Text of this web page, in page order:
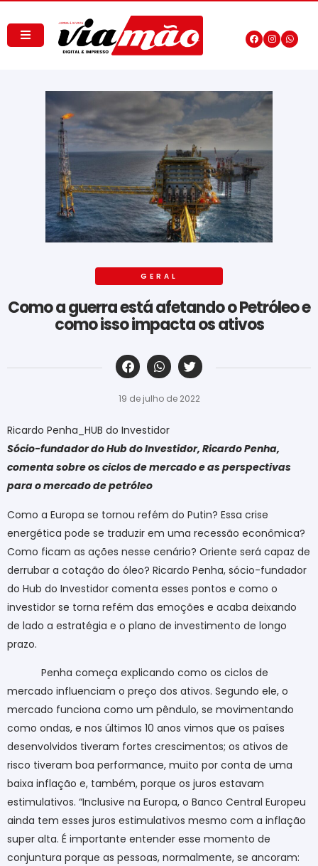
GERAL
Como a guerra está afetando o Petróleo e
como isso impacta os ativos
‎ ‎ ‎ ‎ ‎ ‎ ‎ ‎ ‎ ‎ ‎ ‎ ‎ ‎ ‎ ‎ ‎ ‎ ‎ ‎ ‎ ‎ ‎ ‎ ‎ ‎ ‎ ‎ ‎ ‎ ‎
19 de julho de 2022
Ricardo Penha_HUB do Investidor
Sócio-fundador do Hub do Investidor, Ricardo Penha,
comenta sobre os ciclos de mercado e as perspectivas
para o mercado de petróleo
Como a Europa se tornou refém do Putin? Essa crise
energética pode se traduzir em uma recessão econômica?
Como ficam as ações nesse cenário? Oriente será capaz de
derrubar a cotação do óleo? Ricardo Penha, sócio-fundador
do Hub do Investidor comenta esses pontos e como o
investidor se torna refém das emoções e acaba deixando
de lado a estratégia e o plano de investimento de longo
prazo.
Penha começa explicando como os ciclos de
mercado influenciam o preço dos ativos. Segundo ele, o
mercado funciona como um pêndulo, se movimentando
como ondas, e nos últimos 10 anos vimos que os países
desenvolvidos tiveram fortes crescimentos; os ativos de
risco tiveram boa performance, muito por conta de uma
baixa inflação e, também, porque os juros estavam
estimulativos. “Inclusive na Europa, o Banco Central Europeu
ainda tem esses juros estimulativos mesmo com a inflação
super alta. É importante entender esse momento de
conjuntura porque as pessoas, normalmente, se ancoram: